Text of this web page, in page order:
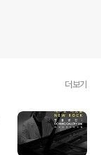
더보기